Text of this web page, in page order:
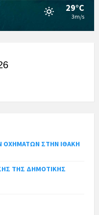
29°C
3m/s
ΟΧΗΜΑΤΩΝ ΣΤΗΝ ΙΘΑΚΗ
ΤΗΣ ΔΗΜΟΤΙΚΗΣ